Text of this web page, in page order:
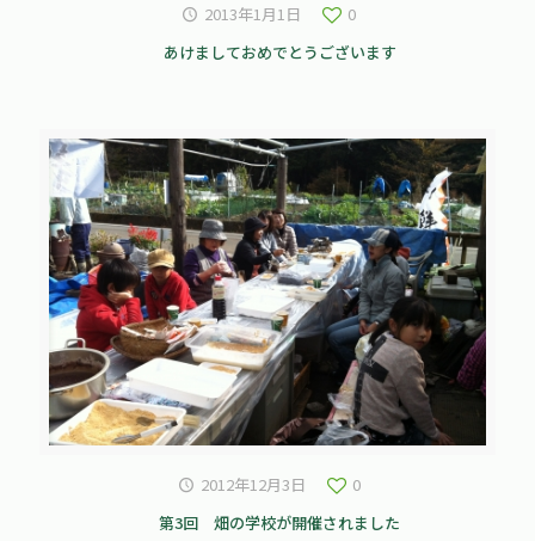
2013年1月1日
0
あけましておめでとうございます
2012年12月3日
0
第3回 畑の学校が開催されました